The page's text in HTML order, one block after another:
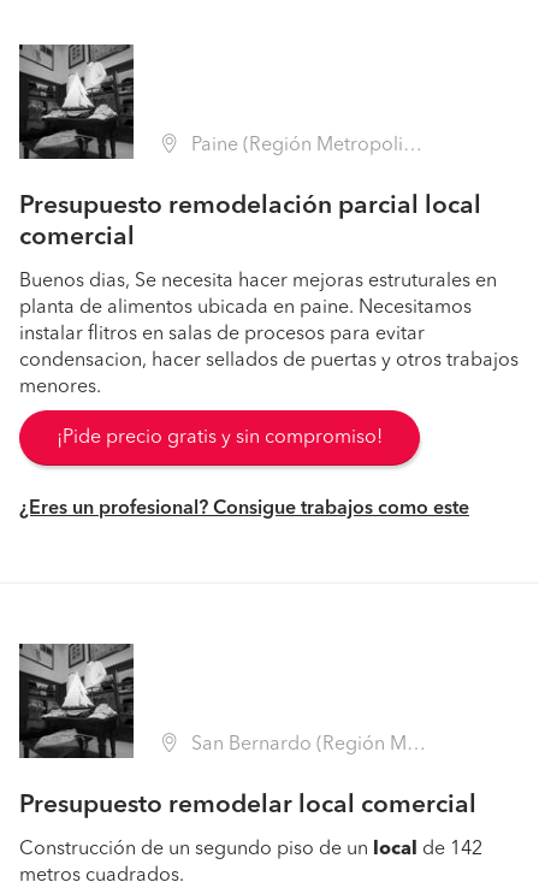
Paine (Región Metropolitana - Maipo)
Presupuesto remodelación parcial local
comercial
Buenos dias, Se necesita hacer mejoras estruturales en
planta de alimentos ubicada en paine. Necesitamos
instalar flitros en salas de procesos para evitar
condensacion, hacer sellados de puertas y otros trabajos
menores.
¡Pide precio gratis y sin compromiso!
¿Eres un profesional? Consigue trabajos como este
San Bernardo (Región Metropolitana - Maipo)
Presupuesto remodelar local comercial
Construcción de un segundo piso de un local
de 142
metros cuadrados.